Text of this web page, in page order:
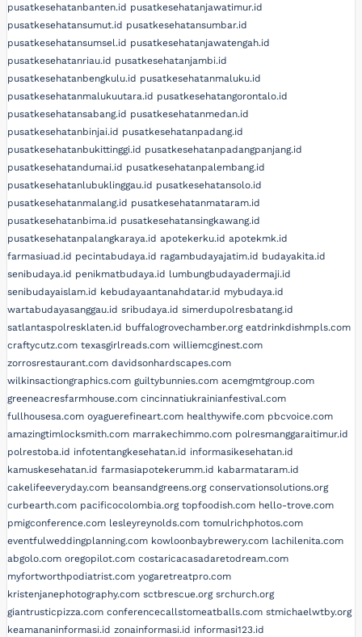
pusatkesehatanbanten.id pusatkesehatanjawatimur.id
pusatkesehatansumut.id pusatkesehatansumbar.id
pusatkesehatansumsel.id pusatkesehatanjawatengah.id
pusatkesehatanriau.id pusatkesehatanjambi.id
pusatkesehatanbengkulu.id pusatkesehatanmaluku.id
pusatkesehatanmalukuutara.id pusatkesehatangorontalo.id
pusatkesehatansabang.id pusatkesehatanmedan.id
pusatkesehatanbinjai.id pusatkesehatanpadang.id
pusatkesehatanbukittinggi.id pusatkesehatanpadangpanjang.id
pusatkesehatandumai.id pusatkesehatanpalembang.id
pusatkesehatanlubuklinggau.id pusatkesehatansolo.id
pusatkesehatanmalang.id pusatkesehatanmataram.id
pusatkesehatanbima.id pusatkesehatansingkawang.id
pusatkesehatanpalangkaraya.id apotekerku.id apotekmk.id
farmasiuad.id pecintabudaya.id ragambudayajatim.id budayakita.id
senibudaya.id penikmatbudaya.id lumbungbudayadermaji.id
senibudayaislam.id kebudayaantanahdatar.id mybudaya.id
wartabudayasanggau.id sribudaya.id simerdupolresbatang.id
satlantaspolresklaten.id buffalogrovechamber.org eatdrinkdishmpls.com
craftycutz.com texasgirlreads.com williemcginest.com
zorrosrestaurant.com davidsonhardscapes.com
wilkinsactiongraphics.com guiltybunnies.com acemgmtgroup.com
greeneacresfarmhouse.com cincinnatiukrainianfestival.com
fullhousesa.com oyaguerefineart.com healthywife.com pbcvoice.com
amazingtimlocksmith.com marrakechimmo.com polresmanggaraitimur.id
polrestoba.id infotentangkesehatan.id informasikesehatan.id
kamuskesehatan.id farmasiapotekerumm.id kabarmataram.id
cakelifeeveryday.com beansandgreens.org conservationsolutions.org
curbearth.com pacificocolombia.org topfoodish.com hello-trove.com
pmigconference.com lesleyreynolds.com tomulrichphotos.com
eventfulweddingplanning.com kowloonbaybrewery.com lachilenita.com
abgolo.com oregopilot.com costaricacasadaretodream.com
myfortworthpodiatrist.com yogaretreatpro.com
kristenjanephotography.com sctbrescue.org srchurch.org
giantrusticpizza.com conferencecallstomeatballs.com stmichaelwtby.org
keamananinformasi.id zonainformasi.id informasi123.id